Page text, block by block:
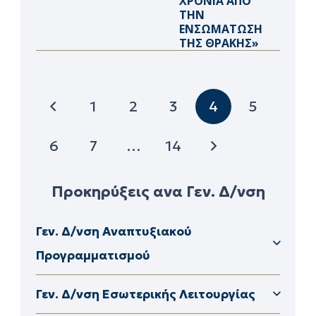
ΤΗΝ
ΕΝΣΩΜΑΤΩΣΗ
ΤΗΣ ΘΡΑΚΗΣ»
1 2 3 4 5
6 7 … 14
Προκηρύξεις ανα Γεν. Δ/νση
Γεν. Δ/νση Αναπτυξιακού
Προγραμματισμού
Γεν. Δ/νση Εσωτερικής Λειτουργίας